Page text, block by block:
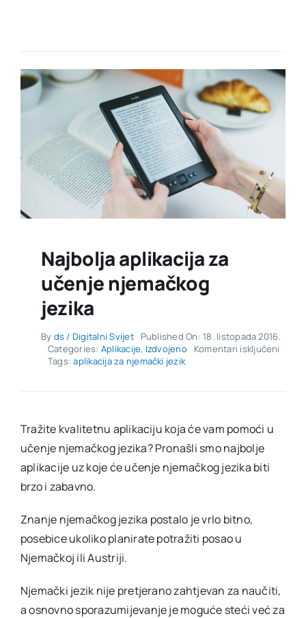
Najbolja aplikacija za
učenje njemačkog
jezika
By ds / Digitalni Svijet
Published On: 18. listopada 2016.
Categories: Aplikacije, Izdvojeno Komentari isključeni
Tags:aplikacija za njemački jezik
Tražite kvalitetnu aplikaciju koja će vam pomoći u
učenje njemačkog jezika? Pronašli smo najbolje
aplikacije uz koje će učenje njemačkog jezika biti
brzo i zabavno.
Znanje njemačkog jezika postalo je vrlo bitno,
posebice ukoliko planirate potražiti posao u
Njemačkoj ili Austriji.
Njemački jezik nije pretjerano zahtjevan za naučiti,
a osnovno sporazumijevanje je moguće steći već za